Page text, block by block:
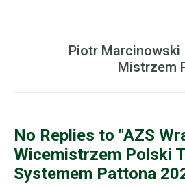
Piotr Marcinowski
Mistrzem
No Replies to "AZS
Wicemistrzem Polski
Systemem Pattona